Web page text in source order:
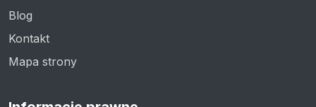
Blog
Kontakt
Mapa strony